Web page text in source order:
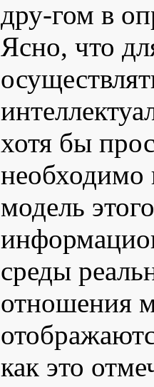
дру-гом в
Ясно, что
хотя бы
необходимо
модель
среды
отношения
как это